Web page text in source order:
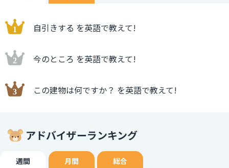
自引きする を英語で教えて!
今のところ を英語で教えて!
この建物は何ですか？ を英語で教えて!
アドバイザーランキング
週間 月間 総合